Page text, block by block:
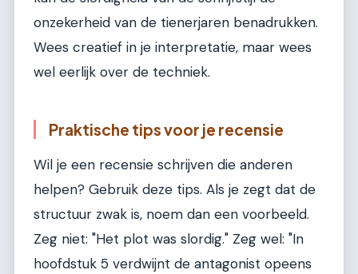
onzekerheid van de tienerjaren benadrukken.
Wees creatief in je interpretatie, maar wees
wel eerlijk over de techniek.
Praktische tips voor je recensie
Wil je een recensie schrijven die anderen
helpen? Gebruik deze tips. Als je zegt dat de
structuur zwak is, noem dan een voorbeeld.
Zeg niet: "Het plot was slordig." Zeg wel: "In
hoofdstuk 5 verdwijnt de antagonist opeens